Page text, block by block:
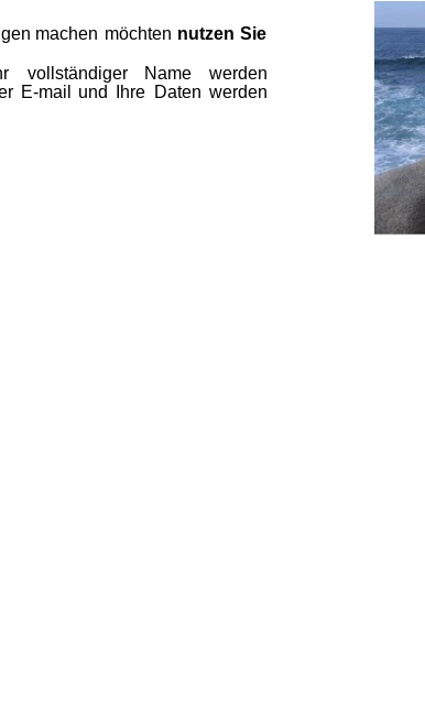
machen möchten nutzen Sie
vollständiger Name werden
E-mail und Ihre Daten werden